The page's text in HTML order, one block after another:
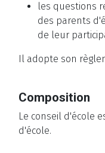
les questions
des parents
de leur
Il adopte son
Composition
Le conseil d'école
d'école.